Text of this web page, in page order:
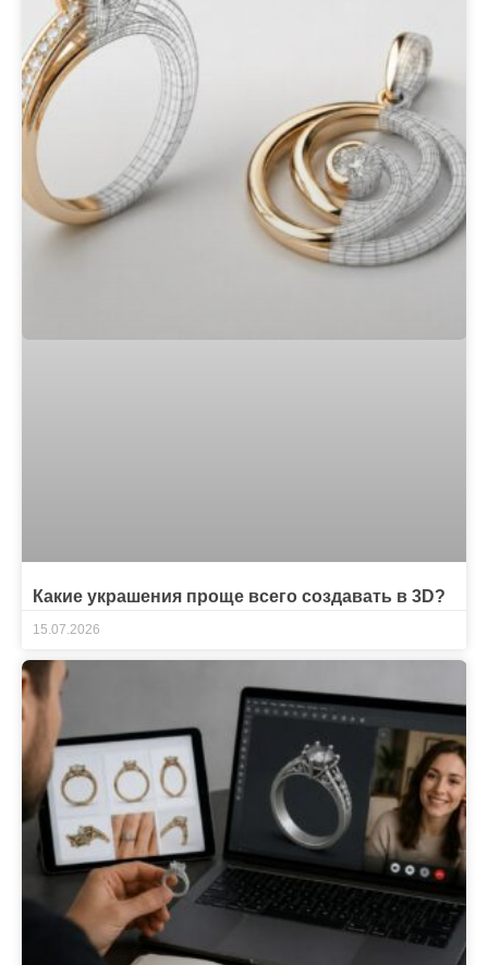
Какие украшения проще всего создавать в 3D?
15.07.2026